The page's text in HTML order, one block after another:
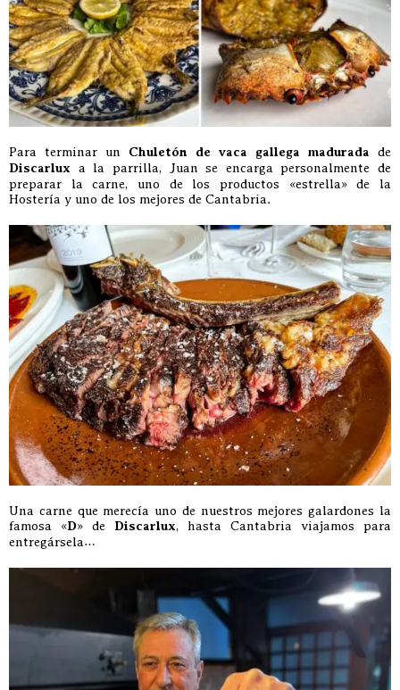
Para terminar un Chuletón de vaca gallega madurada de
Discarlux a la parrilla, Juan se encarga personalmente de
preparar la carne, uno de los productos «estrella» de la
Hostería y uno de los mejores de Cantabria.
Una carne que merecía uno de nuestros mejores galardones la
famosa «D» de Discarlux, hasta Cantabria viajamos para
entregársela…